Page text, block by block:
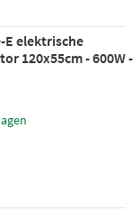
E elektrische
120x55cm - 600W -